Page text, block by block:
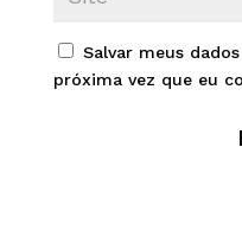
Salvar meus
próxima vez que eu